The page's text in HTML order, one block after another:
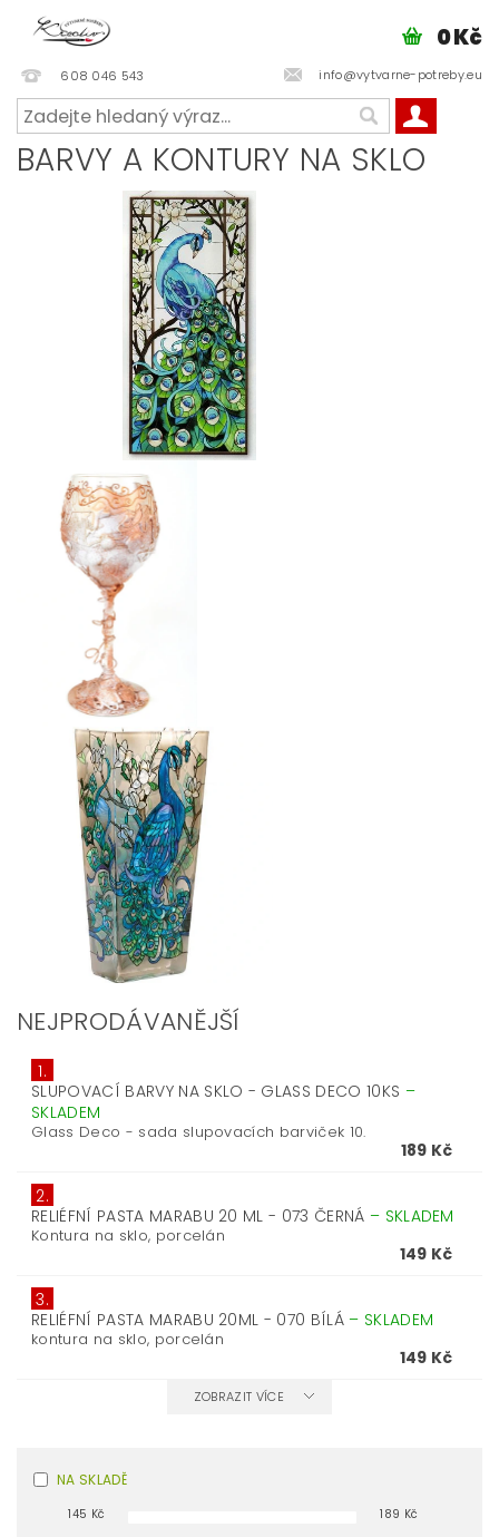
608 046 543 info@vytvarne-potreby.eu
0 Kč
BARVY A KONTURY NA SKLO
NEJPRODÁVANĚJŠÍ
1.
SLUPOVACÍ BARVY NA SKLO - GLASS DECO 10KS –
SKLADEM
Glass Deco - sada slupovacích barviček 10.
189 Kč
2.
RELIÉFNÍ PASTA MARABU 20 ML - 073 ČERNÁ – SKLADEM
Kontura na sklo, porcelán
149 Kč
3.
RELIÉFNÍ PASTA MARABU 20ML - 070 BÍLÁ – SKLADEM
kontura na sklo, porcelán
149 Kč
ZOBRAZIT VÍCE
NA SKLADĚ
145 Kč 189 Kč